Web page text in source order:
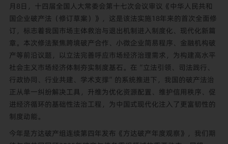
月8日，十四届全国人大常委会第十七次会议审议《中华人民共和
国企业破产法（修订草案）》，这是该法实施18年来的首次全面修
订，标志着我国市场主体救治与退出机制进入制度化、现代化新篇
章。本次修法聚焦跨境破产合作、小微企业简易程序、金融机构破
产等前沿议题，以立法完善呼应市场经济治理需求，为构建高水平
社会主义市场经济体制夯实制度基石。在“立法引领、司法践行、
行政协同、行业共建、学术支撑”的系统推进下，我国的破产法治
正从单一纠纷解决工具，升维为优化资源配置、维护信用秩序、促
进经济循环的基础性法治工程，为中国式现代化注入了更富韧性的
制度动能。
今年是方达破产组连续第四年发布《方达破产年度观察》，我们期